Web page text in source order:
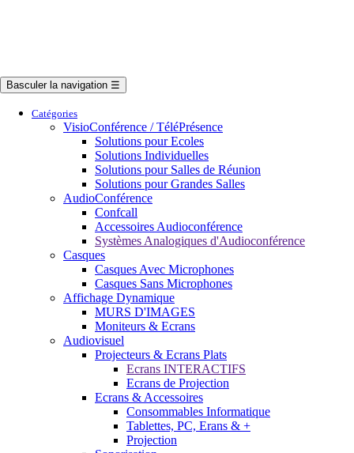
Basculer la navigation ☰
Catégories
VisioConférence / TéléPrésence
Solutions pour Ecoles
Solutions Individuelles
Solutions pour Salles de Réunion
Solutions pour Grandes Salles
AudioConférence
Confcall
Accessoires Audioconférence
Systèmes Analogiques d'Audioconférence
Casques
Casques Avec Microphones
Casques Sans Microphones
Affichage Dynamique
MURS D'IMAGES
Moniteurs & Ecrans
Audiovisuel
Projecteurs & Ecrans Plats
Ecrans INTERACTIFS
Ecrans de Projection
Ecrans & Accessoires
Consommables Informatique
Tablettes, PC, Erans & +
Projection